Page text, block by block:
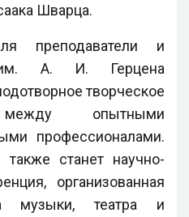
Шварца.
преподаватели и
А. И. Герцена
творческое
между опытными
профессионалами.
станет научно-
организованная
музыки, театра и